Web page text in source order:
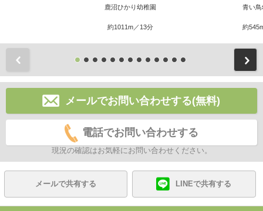
鹿沼ひかり幼稚園
約1011m／13分
青い鳥
約
メールでお問い合わせする(無料)
電話でお問い合わせする
現況の確認はお気軽にお問い合わせください。
メールで共有する LINEで共有する